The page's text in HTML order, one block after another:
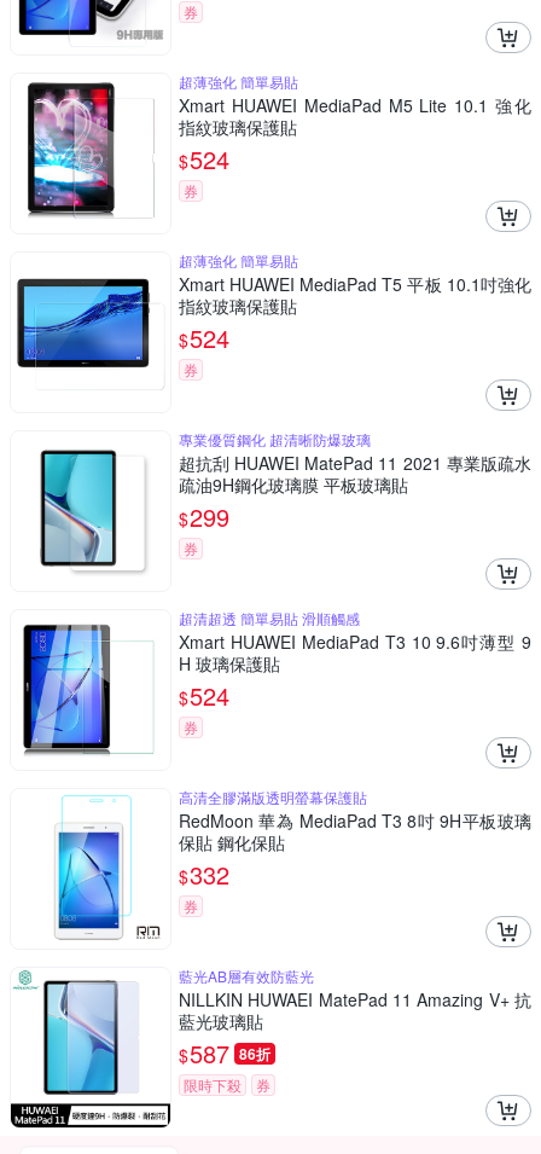
券
超薄強化 簡單易貼
Xmart HUAWEI MediaPad M5 Lite 10.1 強化
指紋玻璃保護貼
$524
券
超薄強化 簡單易貼
Xmart HUAWEI MediaPad T5 平板 10.1吋強化
指紋玻璃保護貼
$524
券
專業優質鋼化 超清晰防爆玻璃
超抗刮 HUAWEI MatePad 11 2021 專業版疏水
疏油9H鋼化玻璃膜 平板玻璃貼
$299
券
超清超透 簡單易貼 滑順觸感
Xmart HUAWEI MediaPad T3 10 9.6吋薄型 9
H 玻璃保護貼
$524
券
高清全膠滿版透明螢幕保護貼
RedMoon 華為 MediaPad T3 8吋 9H平板玻璃
保貼 鋼化保貼
$332
券
藍光AB層有效防藍光
NILLKIN HUWAEI MatePad 11 Amazing V+ 抗
藍光玻璃貼
$587 86折
限時下殺 券